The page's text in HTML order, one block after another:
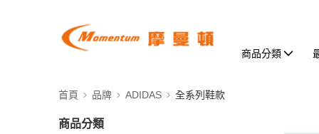
商品分類
首頁 品牌 ADIDAS 全系列鞋款
商品分類